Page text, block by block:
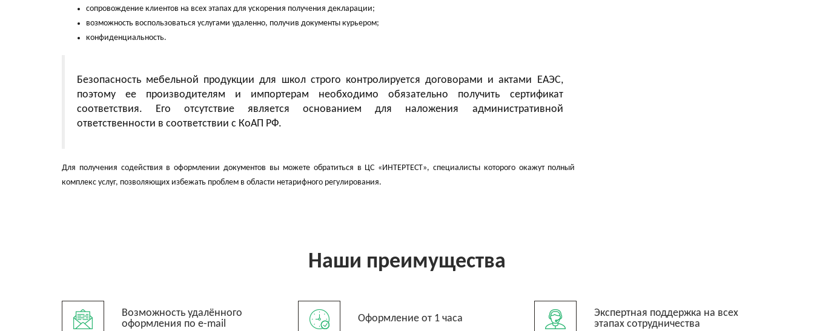
сопровождение клиентов на всех этапах для ускорения получения декларации;
возможность воспользоваться услугами удаленно, получив документы курьером;
конфиденциальность.
Безопасность мебельной продукции для школ строго контролируется договорами и актами ЕАЭС,
поэтому ее производителям и импортерам необходимо обязательно получить сертификат
соответствия. Его отсутствие является основанием для наложения административной
ответственности в соответствии с КоАП РФ.
Для получения содействия в оформлении документов вы можете обратиться в ЦС «ИНТЕРТЕСТ», специалисты которого окажут полный
комплекс услуг, позволяющих избежать проблем в области нетарифного регулирования.
Наши преимущества
Возможность удалённого
оформления по e-mail
Оформление от 1 часа
Экспертная поддержка на всех
этапах сотрудничества